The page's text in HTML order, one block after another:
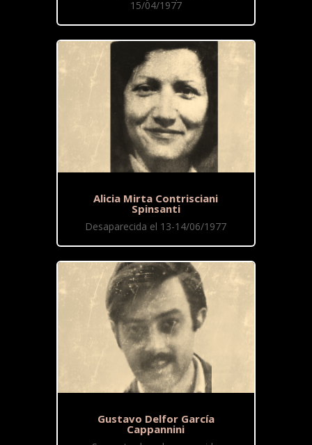
15/04/1977
Alicia Mirta Contrisciani
Spinsanti
Desaparecida el 13-14/06/1977
Gustavo Delfor García
Cappannini